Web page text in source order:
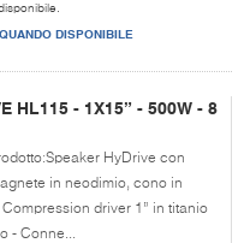
DISPONIBILE
HL115 - 1X15” - 500W - 8
HyDrive con
in neodimio, cono in
driver 1” in titanio
- Conne...